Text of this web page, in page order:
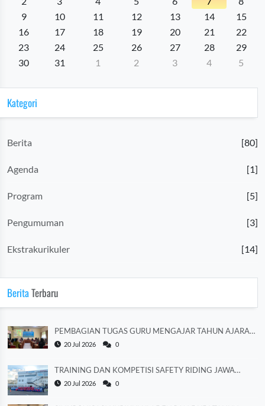
9
10 11 12 13 14
15
16
17 18 19 20 21
22
23
24 25 26 27 28
29
30
31 1 2 3 4 5
Kategori
Berita [80]
Agenda [1]
Program [5]
Pengumuman [3]
Ekstrakurikuler [14]
BeritaTerbaru
PEMBAGIAN TUGAS GURU MENGAJAR TAHUN AJARAN
2026/2027
20 Jul 2026 0
TRAINING DAN KOMPETISI SAFETY RIDING JAWA
TENGAH 2026
20 Jul 2026 0